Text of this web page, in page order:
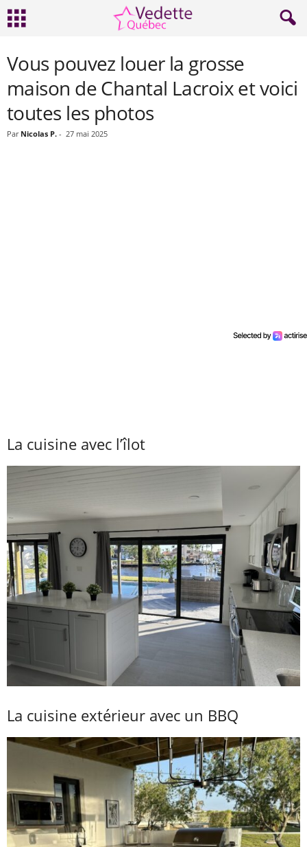
Vous pouvez louer la grosse
maison de Chantal Lacroix et voici
toutes les photos
Par Nicolas P. - 27 mai 2025
La cuisine avec l’îlot
La cuisine extérieur avec un BBQ